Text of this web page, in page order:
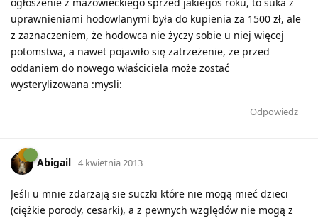
uprawnieniami hodowlanymi była do kupienia za 1500 zł, ale
z zaznaczeniem, że hodowca nie życzy sobie u niej więcej
potomstwa, a nawet pojawiło się zatrzeżenie, że przed
oddaniem do nowego właściciela może zostać
wysterylizowana :mysli:
Odpowiedz
Abigail 4 kwietnia 2013
Jeśli u mnie zdarzają sie suczki które nie mogą mieć dzieci
(ciężkie porody, cesarki), a z pewnych względów nie mogą z